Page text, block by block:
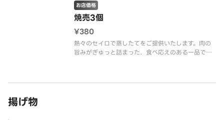
焼売3個
お店価格
¥380
熱々のセイロで蒸したてをご提供いたします。肉の
旨みがぎゅっと詰まった、食べ応えのある一品で
揚げ物